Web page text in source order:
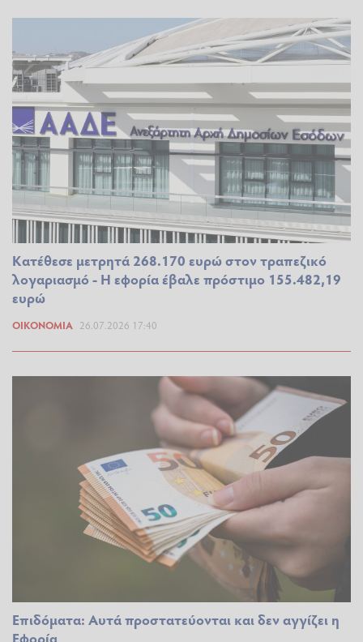
Κατέθεσε μετρητά 268.170 ευρώ στον τραπεζικό
λογαριασμό - Η εφορία έβαλε πρόστιμο 155.482,19
ευρώ
ΟΙΚΟΝΟΜΊΑ 26.07.2026 17:40
Επιδόματα: Αυτά προστατεύονται και δεν αγγίζει η
Εφορία